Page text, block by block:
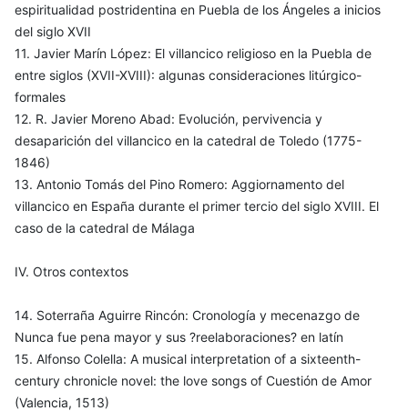
espiritualidad postridentina en Puebla de los Ángeles a inicios
del siglo XVII
11. Javier Marín López: El villancico religioso en la Puebla de
entre siglos (XVII-XVIII): algunas consideraciones litúrgico-
formales
12. R. Javier Moreno Abad: Evolución, pervivencia y
desaparición del villancico en la catedral de Toledo (1775-
1846)
13. Antonio Tomás del Pino Romero: Aggiornamento del
villancico en España durante el primer tercio del siglo XVIII. El
caso de la catedral de Málaga
IV. Otros contextos
14. Soterraña Aguirre Rincón: Cronología y mecenazgo de
Nunca fue pena mayor y sus ?reelaboraciones? en latín
15. Alfonso Colella: A musical interpretation of a sixteenth-
century chronicle novel: the love songs of Cuestión de Amor
(Valencia, 1513)